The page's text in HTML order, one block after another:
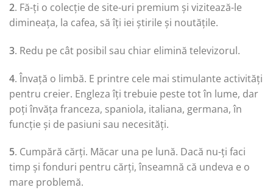
2. Fă-ți o colecție de site-uri premium și vizitează-le
dimineața, la cafea, să îți iei știrile și noutățile.
3. Redu pe cât posibil sau chiar elimină televizorul.
4. Învață o limbă. E printre cele mai stimulante activități
pentru creier. Engleza îți trebuie peste tot în lume, dar
poți învăța franceza, spaniola, italiana, germana, în
funcție și de pasiuni sau necesități.
5. Cumpără cărți. Măcar una pe lună. Dacă nu-ți faci
timp și fonduri pentru cărți, înseamnă că undeva e o
mare problemă.